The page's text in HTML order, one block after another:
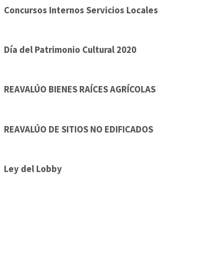
Concursos Internos Servicios Locales
Día del Patrimonio Cultural 2020
REAVALÚO BIENES RAÍCES AGRÍCOLAS
REAVALÚO DE SITIOS NO EDIFICADOS
Ley del Lobby